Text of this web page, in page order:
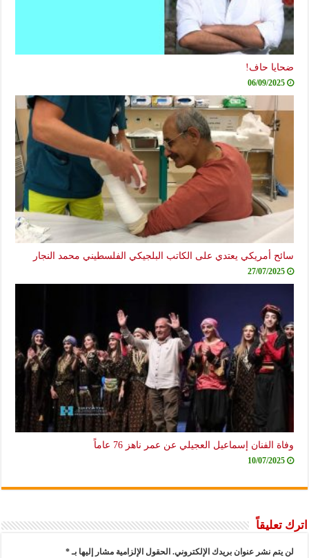
ضحايا حاف!
06/09/2025
سائح أمريكي يعتدي على الكاتب البلجيكي الفلسطيني محمد النجار
27/07/2025
وفاة الفنان إسماعيل العجيلي عن عمر ناهز 76 عاماً
10/07/2025
اترك تعليقاً
لن يتم نشر عنوان بريدك الإلكتروني. الحقول الإلزامية مشار إليها بـ*